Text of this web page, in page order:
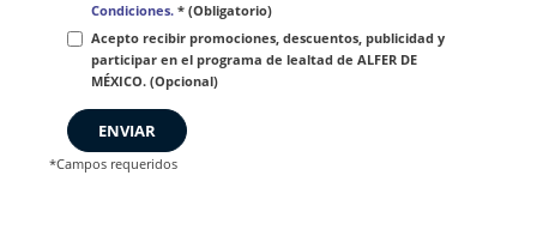
Condiciones. * (Obligatorio)
Acepto recibir promociones, descuentos, publicidad y
participar en el programa de lealtad de ALFER DE
MÉXICO. (Opcional)
ENVIAR
*Campos requeridos